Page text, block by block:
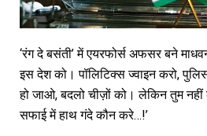
‘रंग दे बसंती’ में एयरफोर्स अफसर बने
इस देश को। पॉलिटिक्स ज्वाइन करो,
हो जाओ, बदलो चीज़ों को। लेकिन तुम नहीं
सफाई में हाथ गंदे कौन करे…!’